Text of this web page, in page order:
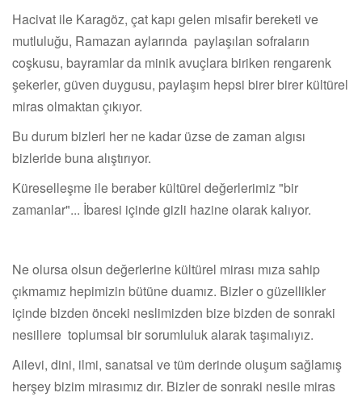
Hacivat ile Karagöz, çat kapı gelen misafir bereketi ve
mutluluğu, Ramazan aylarında paylaşılan sofraların
coşkusu, bayramlar da minik avuçlara biriken rengarenk
şekerler, güven duygusu, paylaşım hepsi birer birer kültürel
miras olmaktan çıkıyor.
Bu durum bizleri her ne kadar üzse de zaman algısı
bizleride buna alıştırıyor.
Küreselleşme ile beraber kültürel değerlerimiz "bir
zamanlar"... İbaresi içinde gizli hazine olarak kalıyor.
Ne olursa olsun değerlerine kültürel mirası mıza sahip
çıkmamız hepimizin bütüne duamız. Bizler o güzellikler
içinde bizden önceki neslimizden bize bizden de sonraki
nesillere toplumsal bir sorumluluk alarak taşımalıyız.
Ailevi, dini, ilmi, sanatsal ve tüm derinde oluşum sağlamış
herşey bizim mirasımız dır. Bizler de sonraki nesile miras